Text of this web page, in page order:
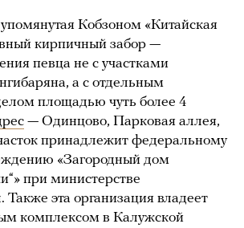
Кобзоном «Китайская
кирпичный забор —
певца не с участками
а с отдельным
площадью чуть более 4
— Одинцово, Парковая аллея,
принадлежит федеральному
«Загородный дом
при министерстве
Также эта организация владеет
комплексом в Калужской